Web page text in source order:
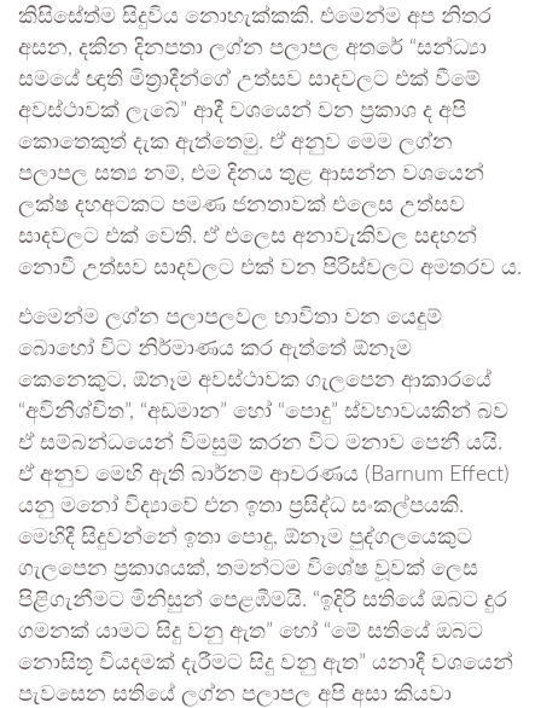
කිසිසේත්ම සිදුවිය නොහැක්කකි. එමෙන්ම අප නිතර
අසන, දකින දිනපතා ලග්න පලාපල අතරේ “සන්ධ්‍යා
සමයේ ඥාති මිත්‍රාදීන්ගේ උත්සව සාදවලට එක් වීමේ
අවස්ථාවක් ලැබේ” ආදී වශයෙන් වන ප්‍රකාශ ද අපි
කොතෙකුත් දැක ඇත්තෙමු. ඒ අනුව මෙම ලග්න
පලාපල සත්‍ය නම්, එම දිනය තුළ ආසන්න වශයෙන්
ලක්ෂ දහඅටකට පමණ ජනතාවක් එලෙස උත්සව
සාදවලට එක් වෙති. ඒ එලෙස අනාවැකිවල සඳහන්
නොවී උත්සව සාදවලට එක් වන පිරිස්වලට අමතරව ය.
එමෙන්ම ලග්න පලාපලවල භාවිතා වන යෙදුම්
බොහෝ විට නිර්මාණය කර ඇත්තේ ඕනෑම
කෙනෙකුට, ඕනෑම අවස්ථාවක ගැලපෙන ආකාරයේ
“අවිනිශ්චිත”, “අඩමාන” හෝ “පොදු” ස්වභාවයකින් බව
ඒ සම්බන්ධයෙන් විමසුම් කරන විට මනාව පෙනී යයි.
ඒ අනුව මෙහි ඇති බාර්නම් ආචරණය (Barnum Effect)
යනු මනෝ විද්‍යාවේ එන ඉතා ප්‍රසිද්ධ සංකල්පයකි.
මෙහිදී සිදුවන්නේ ඉතා පොදු, ඕනෑම පුද්ගලයෙකුට
ගැලපෙන ප්‍රකාශයක්, තමන්ටම විශේෂ වූවක් ලෙස
පිළිගැනීමට මිනිසුන් පෙළඹීමයි. “ඉදිරි සතියේ ඔබට දුර
ගමනක් යාමට සිදු වනු ඇත” හෝ “මේ සතියේ ඔබට
නොසිතූ වියදමක් දැරීමට සිදු වනු ඇත” යනාදී වශයෙන්
පැවසෙන සතියේ ලග්න පලාපල අපි අසා කියවා